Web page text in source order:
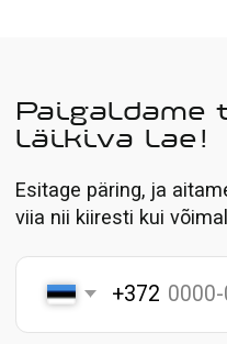
* M² hind sisaldab paigaldust, 4 nurga
alumiiniumprofiili ja dekoratiivset äärt